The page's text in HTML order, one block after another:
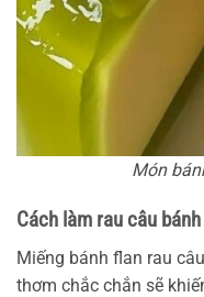
Món
Cách làm rau câu
Miếng bánh flan rau
thơm chắc chắn sẽ